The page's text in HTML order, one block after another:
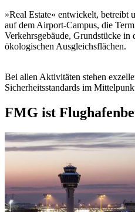
»Real Estate« entwickelt, betreibt
auf dem Airport-Campus, die
Verkehrsgebäude, Grundstücke
ökologischen Ausgleichsflächen.
Bei allen Aktivitäten stehen
Sicherheitsstandards im
FMG ist